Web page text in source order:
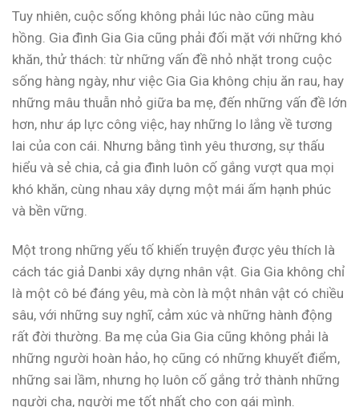
Tuy nhiên, cuộc sống không phải lúc nào cũng màu
hồng. Gia đình Gia Gia cũng phải đối mặt với những khó
khăn, thử thách: từ những vấn đề nhỏ nhặt trong cuộc
sống hàng ngày, như việc Gia Gia không chịu ăn rau, hay
những mâu thuẫn nhỏ giữa ba mẹ, đến những vấn đề lớn
hơn, như áp lực công việc, hay những lo lắng về tương
lai của con cái. Nhưng bằng tình yêu thương, sự thấu
hiểu và sẻ chia, cả gia đình luôn cố gắng vượt qua mọi
khó khăn, cùng nhau xây dựng một mái ấm hạnh phúc
và bền vững.
Một trong những yếu tố khiến truyện được yêu thích là
cách tác giả Danbi xây dựng nhân vật. Gia Gia không chỉ
là một cô bé đáng yêu, mà còn là một nhân vật có chiều
sâu, với những suy nghĩ, cảm xúc và những hành động
rất đời thường. Ba mẹ của Gia Gia cũng không phải là
những người hoàn hảo, họ cũng có những khuyết điểm,
những sai lầm, nhưng họ luôn cố gắng trở thành những
người cha, người mẹ tốt nhất cho con gái mình.